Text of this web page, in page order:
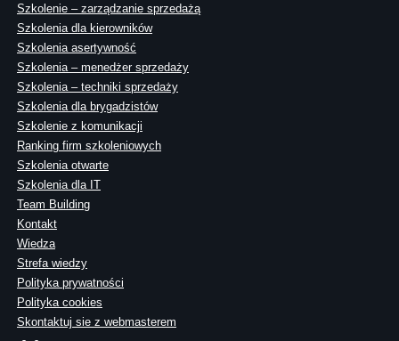
Szkolenie – zarządzanie sprzedażą
Szkolenia dla kierowników
Szkolenia asertywność
Szkolenia – menedżer sprzedaży
Szkolenia – techniki sprzedaży
Szkolenia dla brygadzistów
Szkolenie z komunikacji
Ranking firm szkoleniowych
Szkolenia otwarte
Szkolenia dla IT
Team Building
Kontakt
Wiedza
Strefa wiedzy
Polityka prywatności
Polityka cookies
Skontaktuj sie z webmasterem